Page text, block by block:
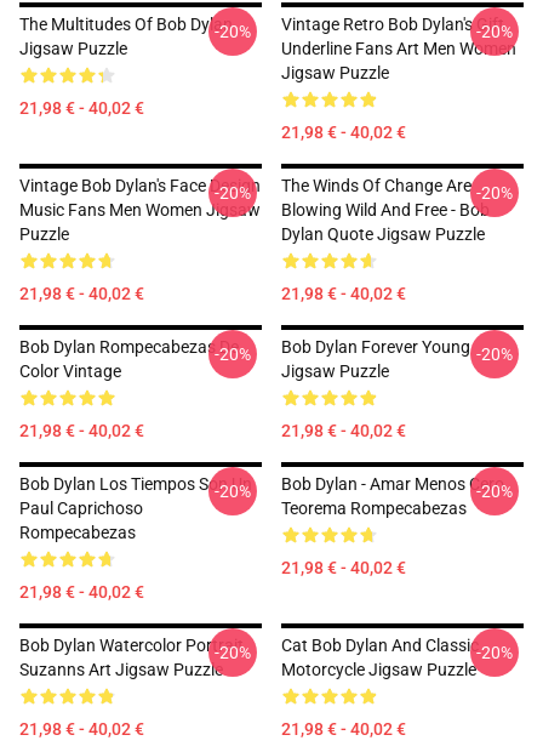
The Multitudes Of Bob Dylan
Jigsaw Puzzle
21,98 € - 40,02 €
-20%
Vintage Retro Bob Dylan's Gift
Underline Fans Art Men Women
Jigsaw Puzzle
21,98 € - 40,02 €
-20%
Vintage Bob Dylan's Face Design
Music Fans Men Women Jigsaw
Puzzle
21,98 € - 40,02 €
-20%
The Winds Of Change Are
Blowing Wild And Free - Bob
Dylan Quote Jigsaw Puzzle
21,98 € - 40,02 €
-20%
Bob Dylan Rompecabezas De
Color Vintage
21,98 € - 40,02 €
-20%
Bob Dylan Forever Young
Jigsaw Puzzle
21,98 € - 40,02 €
-20%
Bob Dylan Los Tiempos Son Un
Paul Caprichoso
Rompecabezas
21,98 € - 40,02 €
-20%
Bob Dylan - Amar Menos Cero
Teorema Rompecabezas
21,98 € - 40,02 €
-20%
Bob Dylan Watercolor Portrait
Suzanns Art Jigsaw Puzzle
21,98 € - 40,02 €
-20%
Cat Bob Dylan And Classic
Motorcycle Jigsaw Puzzle
21,98 € - 40,02 €
-20%